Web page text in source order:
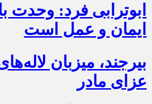
ابوترابی فرد:
ایمان و عمل است
بیرجند، میزبان
عزای مادر